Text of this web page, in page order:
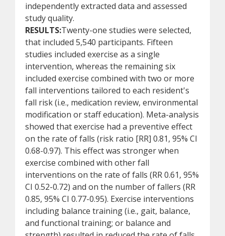
independently extracted data and assessed
study quality.
RESULTS:Twenty-one studies were selected,
that included 5,540 participants. Fifteen
studies included exercise as a single
intervention, whereas the remaining six
included exercise combined with two or more
fall interventions tailored to each resident's
fall risk (i.e., medication review, environmental
modification or staff education). Meta-analysis
showed that exercise had a preventive effect
on the rate of falls (risk ratio [RR] 0.81, 95% CI
0.68-0.97). This effect was stronger when
exercise combined with other fall
interventions on the rate of falls (RR 0.61, 95%
CI 0.52-0.72) and on the number of fallers (RR
0.85, 95% CI 0.77-0.95). Exercise interventions
including balance training (i.e., gait, balance,
and functional training; or balance and